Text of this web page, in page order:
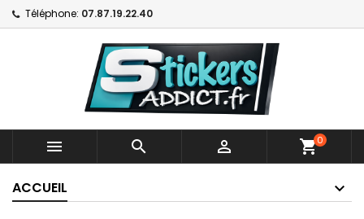
Téléphone: 07.87.19.22.40
   shopping_cart0
ACCUEIL